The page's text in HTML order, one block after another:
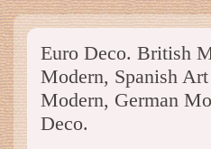
Euro Deco. British
Modern, Spanish
Modern, German
Deco.